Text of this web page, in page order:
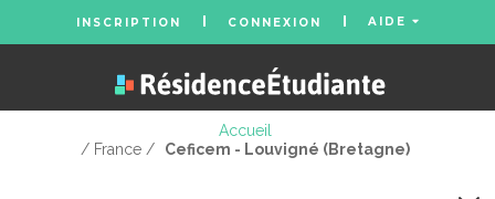
INSCRIPTION CONNEXION AIDE
Accueil
/ France /
Ceficem - Louvigné (Bretagne)